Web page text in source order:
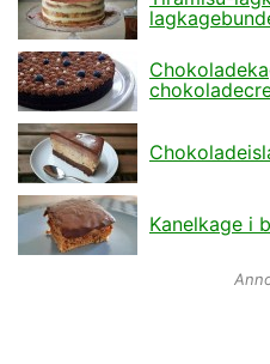
Kanelkage i